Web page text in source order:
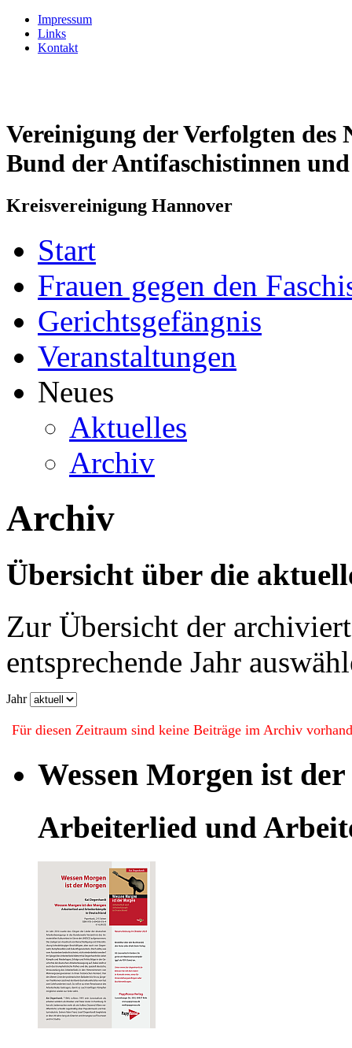
Impressum
Links
Kontakt
Vereinigung der Verfolgten des
Bund der Antifaschistinnen
Kreisvereinigung Hannover
Start
Frauen gegen den
Gerichtsgefängnis
Veranstaltungen
Neues
Aktuelles
Archiv
Archiv
Übersicht über die
Zur Übersicht der
entsprechende Jahr
Jahr
Für diesen Zeitraum sind keine Beiträge im Archiv
Wessen Morgen ist
Arbeiterlied und